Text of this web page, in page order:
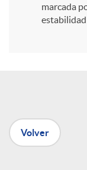
e
marcada
Volver